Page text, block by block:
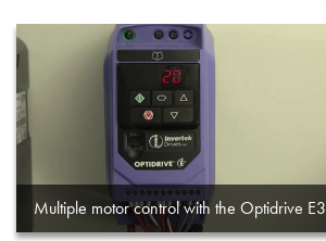
Multiple motor control with the Optidrive E3